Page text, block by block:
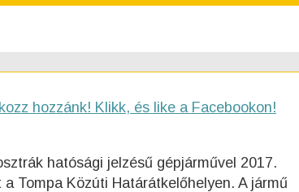
hozzánk! Klikk, és like a Facebookon!
hatósági jelzésű gépjárművel 2017.
Tompa Közúti Határátkelőhelyen. A jármű